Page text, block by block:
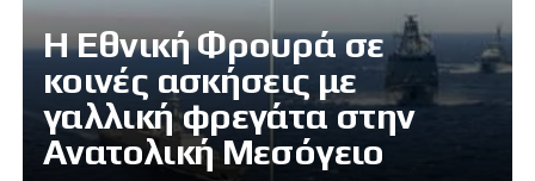
Η Εθνική Φρουρά σε
κοινές ασκήσεις με
γαλλική φρεγάτα στην
Ανατολική Μεσόγειο